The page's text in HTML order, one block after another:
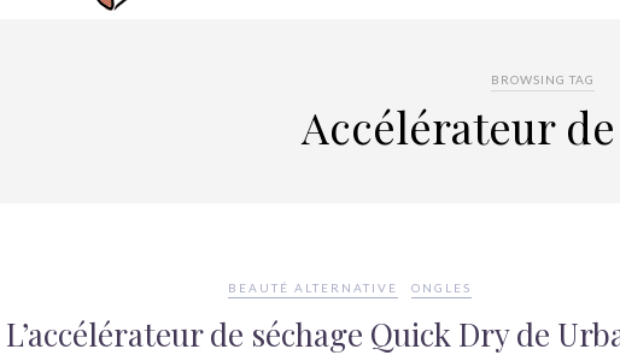
BROWSING TAG
Accélérateur
BEAUTÉ ALTERNATIVE ONGLES
L’accélérateur de séchage Quick Dry de